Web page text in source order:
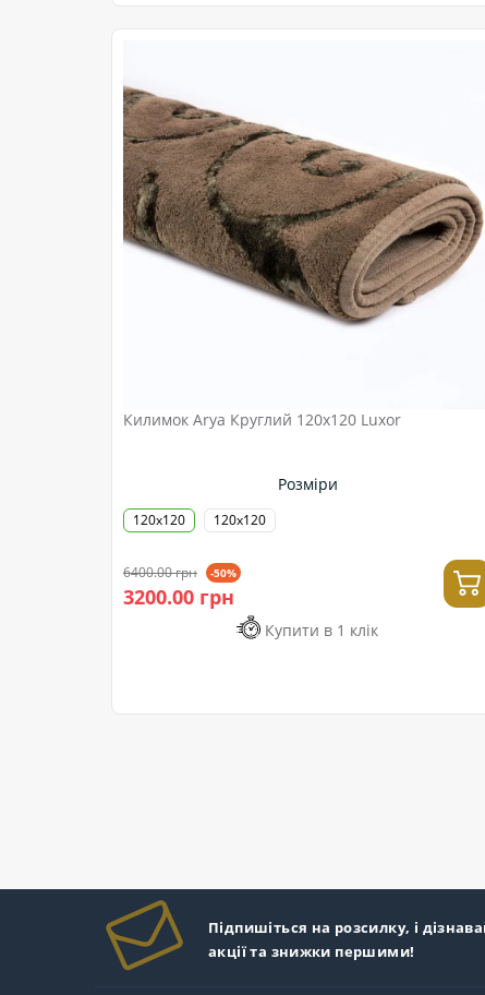
Килимок Arya Круглий 120x120 Luxor
Розміри
120x120 120х120
6400.00 грн -50%
3200.00 грн
Купити в 1 клік
Підпишіться на розсилку, і
акції та знижки першими!